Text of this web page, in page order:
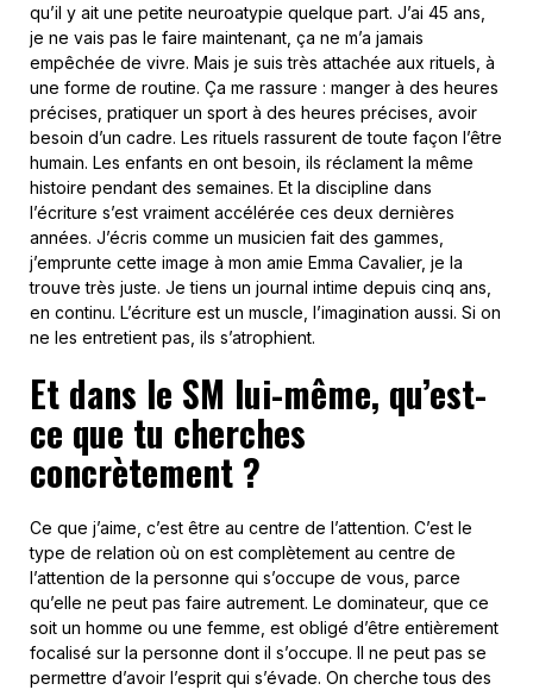
qu’il y ait une petite neuroatypie quelque part. J’ai 45 ans,
je ne vais pas le faire maintenant, ça ne m’a jamais
empêchée de vivre. Mais je suis très attachée aux rituels, à
une forme de routine. Ça me rassure : manger à des heures
précises, pratiquer un sport à des heures précises, avoir
besoin d’un cadre. Les rituels rassurent de toute façon l’être
humain. Les enfants en ont besoin, ils réclament la même
histoire pendant des semaines. Et la discipline dans
l’écriture s’est vraiment accélérée ces deux dernières
années. J’écris comme un musicien fait des gammes,
j’emprunte cette image à mon amie Emma Cavalier, je la
trouve très juste. Je tiens un journal intime depuis cinq ans,
en continu. L’écriture est un muscle, l’imagination aussi. Si on
ne les entretient pas, ils s’atrophient.
Et dans le SM lui-même, qu’est-
ce que tu cherches
concrètement ?
Ce que j’aime, c’est être au centre de l’attention. C’est le
type de relation où on est complètement au centre de
l’attention de la personne qui s’occupe de vous, parce
qu’elle ne peut pas faire autrement. Le dominateur, que ce
soit un homme ou une femme, est obligé d’être entièrement
focalisé sur la personne dont il s’occupe. Il ne peut pas se
permettre d’avoir l’esprit qui s’évade. On cherche tous des